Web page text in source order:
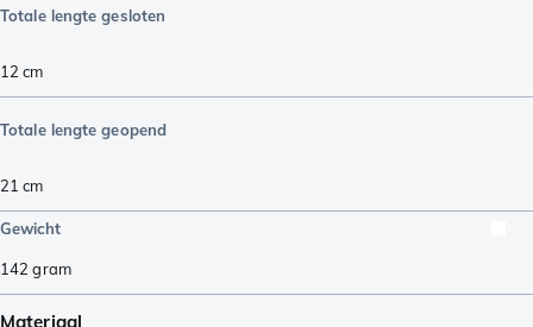
Totale lengte gesloten
12 cm
Totale lengte geopend
21 cm
Gewicht
142 gram
Materiaal